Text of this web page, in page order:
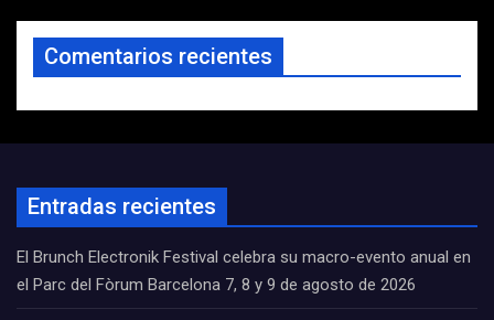
Comentarios recientes
Entradas recientes
El Brunch Electronik Festival celebra su macro-evento anual en
el Parc del Fòrum Barcelona 7, 8 y 9 de agosto de 2026